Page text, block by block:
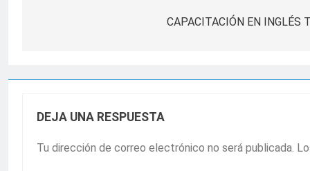
CAPACITACIÓN EN INGLÉS
DEJA UNA RESPUESTA
Tu dirección de correo electrónico no será publicada.